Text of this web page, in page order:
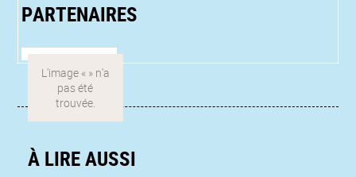
À LIRE AUSSI
PARTENAIRES